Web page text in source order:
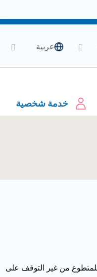
عربية
خدمة شخصية
من غير التوقف على